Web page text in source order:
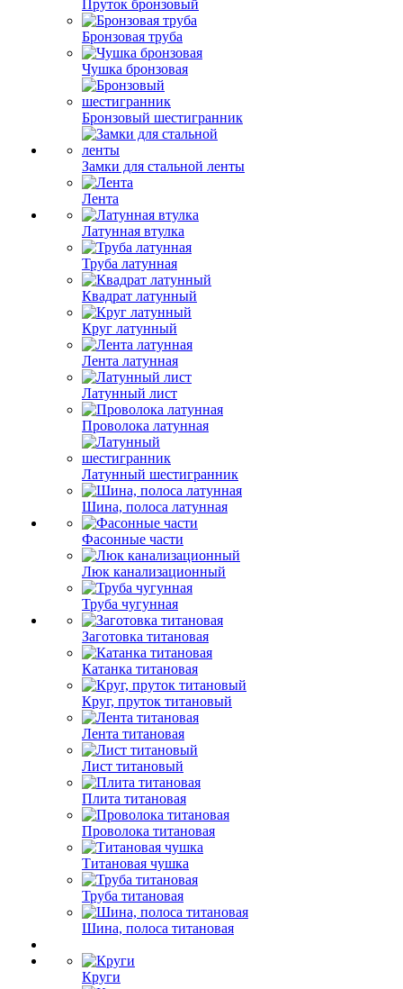
Пруток бронзовый
Бронзовая труба
Чушка бронзовая
Бронзовый шестигранник
Замки для стальной ленты
Лента
Латунная втулка
Труба латунная
Квадрат латунный
Круг латунный
Лента латунная
Латунный лист
Проволока латунная
Латунный шестигранник
Шина, полоса латунная
Фасонные части
Люк канализационный
Труба чугунная
Заготовка титановая
Катанка титановая
Круг, пруток титановый
Лента титановая
Лист титановый
Плита титановая
Проволока титановая
Титановая чушка
Труба титановая
Шина, полоса титановая
Круги